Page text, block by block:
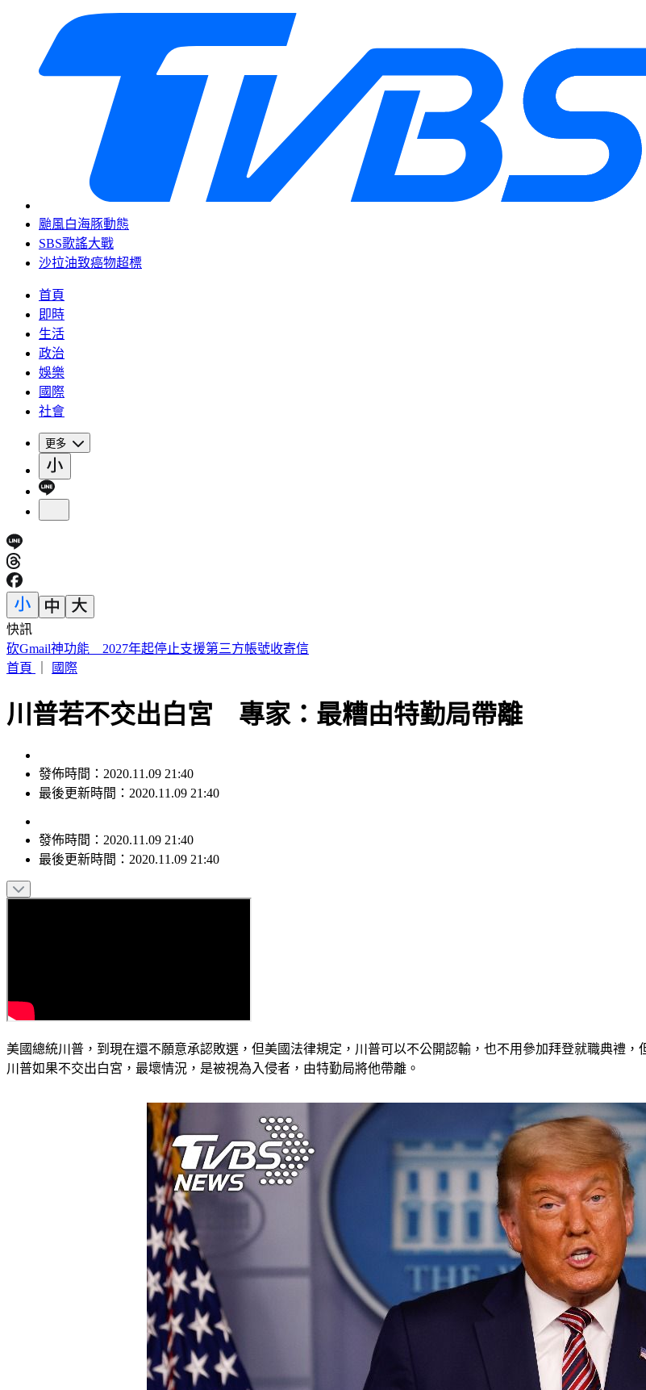
颱風白海豚動態
SBS歌謠大戰
沙拉油致癌物超標
首頁
即時
生活
政治
娛樂
國際
社會
更多
快訊
砍Gmail神功能 2027年起停止支援第三方帳號收寄信
首頁
國際
川普若不交出白宮 專家：最糟由特勤局帶離
發佈時間：2020.11.09 21:40
最後更新時間：2020.11.09 21:40
發佈時間： 2020.11.09 21:40
最後更新時間： 2020.11.09 21:40
美國總統川普，到現在還不願意承認敗選，但美國法律規定，川普可以不公開認輸，也不用參加拜登就職典禮
川普如果不交出白宮，最壞情況，是被視為入侵者，由特勤局將他帶離。